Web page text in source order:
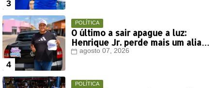
POLÍTICA
O último a sair apague a luz:
Henrique Jr. perde mais um aliado
em Timon
agosto 07, 2026
POLÍTICA